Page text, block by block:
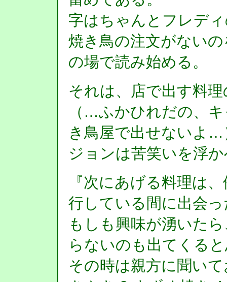
字はちゃんとフレデ
焼き鳥の注文がない
の場で読み始める。
それは、店で出す料
（…ふかひれだの、
き鳥屋で出せないよ…
ジョンは苦笑いを浮
『次にあげる料理は
行している間に出会
もしも興味が湧いた
らないのも出てくる
その時は親方に聞い